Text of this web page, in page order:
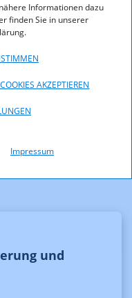
Informationen dazu
finden Sie in unserer
AKZEPTIEREN
Impressum
KB)
und